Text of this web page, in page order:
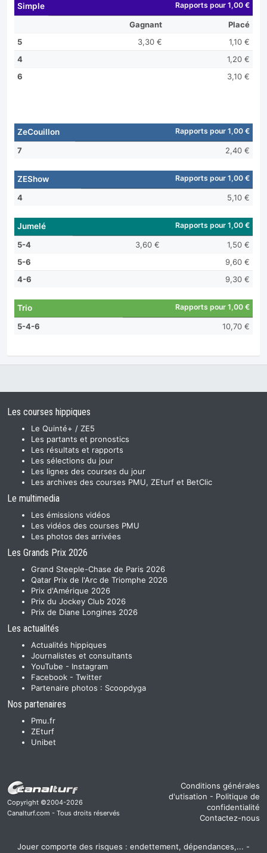
Simple Rapports pour 1,00 €
Gagnant
Placé
5
3,30 €
1,10 €
4
1,20 €
6
3,10 €
ZeCouillon Rapports pour 1,00 €
7 2,40 €
ZEShow Rapports pour 1,00 €
4 5,10 €
Jumelé Rapports pour 1,00 €
5-4 3,60 €
1,50 €
5-6
9,60 €
4-6
9,30 €
Trio Rapports pour 1,00 €
5-4-6 10,70 €
Les courses hippiques
Le Quinté+ / ZE5
Les partants et pronostics
Les résultats et rapports
Les sélections du jour
Les lignes des courses du jour
Les archives des courses PMU, ZEturf et BetClic
Le multimedia
Les émissions vidéos
Les vidéos des courses PMU
Les photos des arrivées
Les Grands Prix 2026
Grand Steeple-Chase de Paris 2026
Qatar Prix de l'Arc de Triomphe 2026
Prix d'Amérique 2026
Prix du Jockey Club 2026
Prix de Diane Longines 2026
Les actualités
Actualités hippiques
Journalistes et consultants
YouTube - Instagram
Facebook - Twitter
Partenaire photos : Scoopdyga
Nos partenaires
Pmu.fr
ZEturf
Unibet
Copyright ©2004-2026
Canalturf.com - Tous droits réservés
Conditions générales
d'utisation - Politique de
confidentialité
Contactez-nous
Jouer comporte des risques : endettement, dépendances,... -